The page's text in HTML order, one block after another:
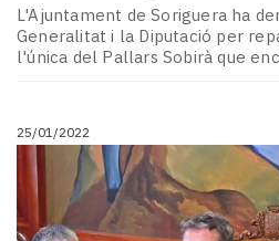
L'Ajuntament de Soriguera ha
Generalitat i la Diputació per
l'única del Pallars Sobirà que
25/01/2022